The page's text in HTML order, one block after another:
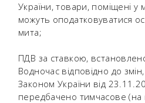
України, товари, поміщені
можуть оподатковуватися
мита;
ПДВ за ставкою,
Водночас відповідно до
Законом України від
передбачено тимчасове